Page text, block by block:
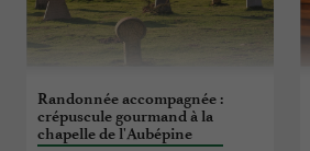
Randonnée accompagnée :
crépuscule gourmand à la
chapelle de l'Aubépine